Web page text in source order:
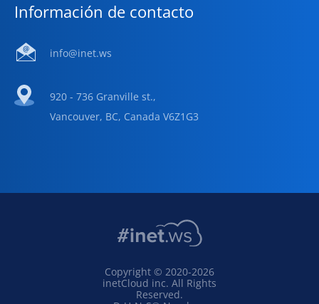
Información de contacto
info@inet.ws
920 - 736 Granville st.,
Vancouver, BC, Canada V6Z1G3
Copyright © 2020-2026
inetCloud inc. All Rights
Reserved.